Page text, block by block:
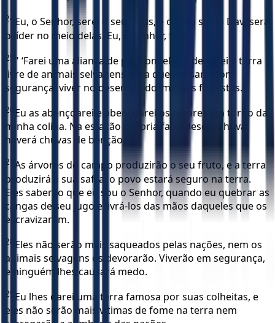
24 Eu, o Senhor, serei o seu Deus, e o meu servo Davi será
o líder no meio delas. Eu, o Senhor, falei.
25 " ‘Farei uma aliança de paz com elas e deixarei a terra
livre de animais selvagens para que possam, com
segurança, viver no deserto e dormir nas florestas.
26 Eu as abençoarei e abençoarei os lugares em torno da
minha colina. Na estação própria farei descer chuva;
haverá chuvas de bênçãos.
27 As árvores do campo produzirão o seu fruto, e a terra
produzirá a sua safra; o povo estará seguro na terra.
Eles saberão que eu sou o Senhor, quando eu quebrar as
cangas de seu jugo e livrá-los das mãos daqueles que os
escravizaram.
28 Eles não serão mais saqueados pelas nações, nem os
animais selvagens os devorarão. Viverão em segurança,
e ninguém lhes causará medo.
29 Eu lhes darei uma terra famosa por suas colheitas, e
eles não serão mais vítimas de fome na terra nem